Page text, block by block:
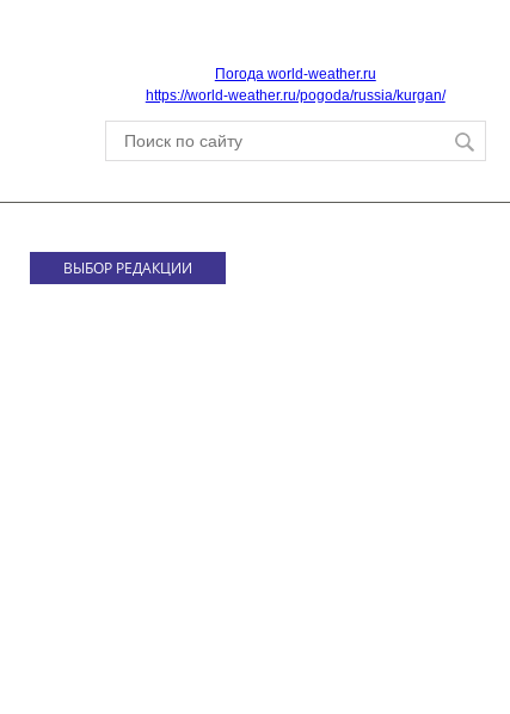
Погода world-weather.ru
https://world-weather.ru/pogoda/russia/kurgan/
ВЫБОР РЕДАКЦИИ